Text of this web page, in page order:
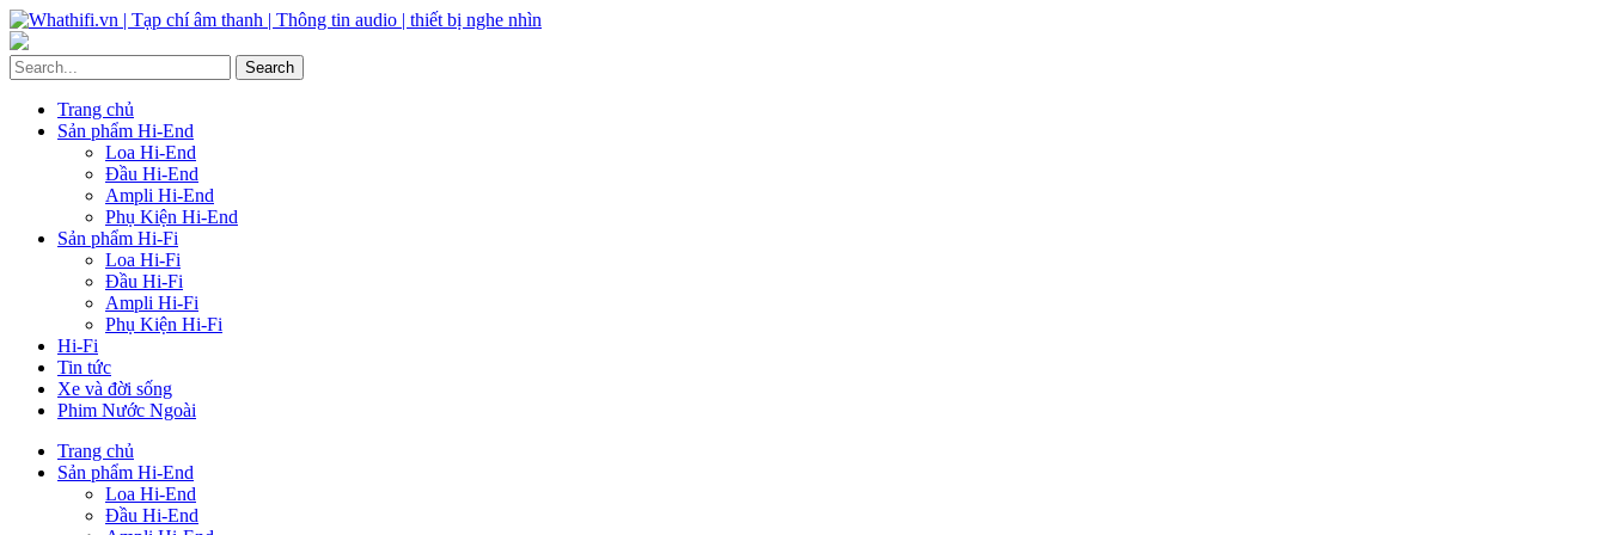
Trang chủ
Sản phẩm Hi-End
Loa Hi-End
Đầu Hi-End
Ampli Hi-End
Phụ Kiện Hi-End
Sản phẩm Hi-Fi
Loa Hi-Fi
Đầu Hi-Fi
Ampli Hi-Fi
Phụ Kiện Hi-Fi
Hi-Fi
Tin tức
Xe và đời sống
Phim Nước Ngoài
Trang chủ
Sản phẩm Hi-End
Loa Hi-End
Đầu Hi-End